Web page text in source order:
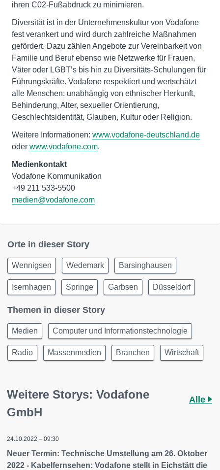
ihren C02-Fußabdruck zu minimieren.
Diversität ist in der Unternehmenskultur von Vodafone
fest verankert und wird durch zahlreiche Maßnahmen
gefördert. Dazu zählen Angebote zur Vereinbarkeit von
Familie und Beruf ebenso wie Netzwerke für Frauen,
Väter oder LGBT’s bis hin zu Diversitäts-Schulungen für
Führungskräfte. Vodafone respektiert und wertschätzt
alle Menschen: unabhängig von ethnischer Herkunft,
Behinderung, Alter, sexueller Orientierung,
Geschlechtsidentität, Glauben, Kultur oder Religion.
Weitere Informationen: www.vodafone-deutschland.de
oder www.vodafone.com.
Medienkontakt
Vodafone Kommunikation
medien@vodafone.com
Orte in dieser Story
Wennigsen Wedemark Barsinghausen
Isernhagen Springe Garbsen Düsseldorf
Themen in dieser Story
Medien Computer und Informationstechnologie
Radio Massenmedien Branchen Wirtschaft
Weitere Storys: Vodafone
GmbH
Alle
24.10.2022 – 09:30
Neuer Termin: Technische Umstellung am 26. Oktober
2022 - Kabelfernsehen: Vodafone stellt in Eichstätt die